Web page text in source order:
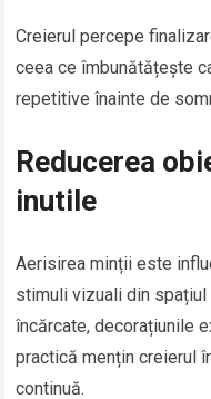
Creierul percepe
ceea ce îmbunătățește
repetitive înainte de
Reducerea
inutile
Aerisirea minții este
stimuli vizuali din
încărcate, decorațiunile
practică mențin creierul
continuă.